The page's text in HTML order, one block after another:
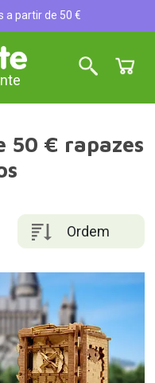
a partir de 50 €
50 € rapazes
Ordem